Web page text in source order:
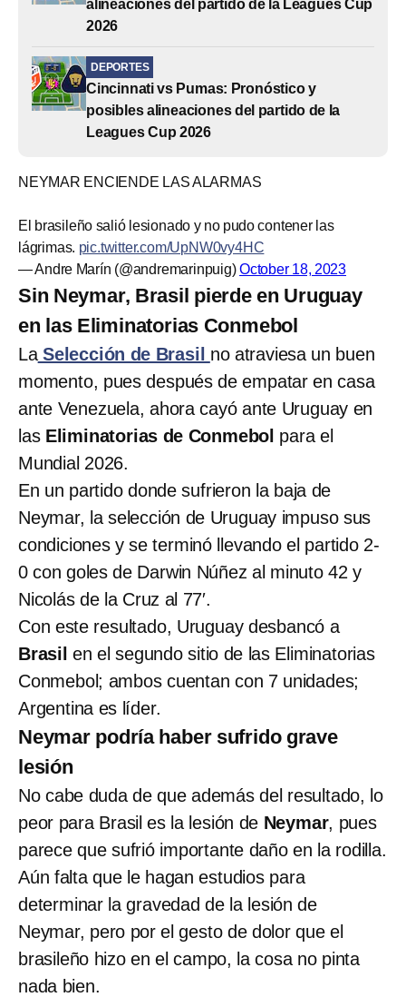
alineaciones del partido de la Leagues Cup
2026
DEPORTES
Cincinnati vs Pumas: Pronóstico y
posibles alineaciones del partido de la
Leagues Cup 2026
NEYMAR ENCIENDE LAS ALARMAS
El brasileño salió lesionado y no pudo contener las
lágrimas. pic.twitter.com/UpNW0vy4HC
— Andre Marín (@andremarinpuig)October 18, 2023
Sin Neymar, Brasil pierde en Uruguay
en las Eliminatorias Conmebol
LaSelección de Brasil no atraviesa un buen
momento, pues después de empatar en casa
ante Venezuela, ahora cayó ante Uruguay en
las Eliminatorias de Conmebol para el
Mundial 2026.
En un partido donde sufrieron la baja de
Neymar, la selección de Uruguay impuso sus
condiciones y se terminó llevando el partido 2-
0 con goles de Darwin Núñez al minuto 42 y
Nicolás de la Cruz al 77′.
Con este resultado, Uruguay desbancó a
Brasil en el segundo sitio de las Eliminatorias
Conmebol; ambos cuentan con 7 unidades;
Argentina es líder.
Neymar podría haber sufrido grave
lesión
No cabe duda de que además del resultado, lo
peor para Brasil es la lesión de Neymar, pues
parece que sufrió importante daño en la rodilla.
Aún falta que le hagan estudios para
determinar la gravedad de la lesión de
Neymar, pero por el gesto de dolor que el
brasileño hizo en el campo, la cosa no pinta
nada bien.